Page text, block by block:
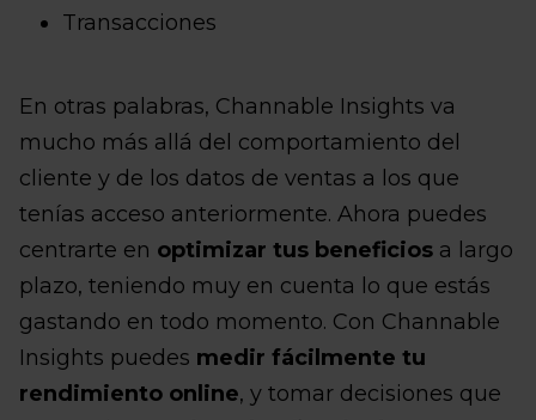
Transacciones
En otras palabras, Channable Insights va
mucho más allá del comportamiento del
cliente y de los datos de ventas a los que
tenías acceso anteriormente. Ahora puedes
centrarte en optimizar tus beneficios a largo
plazo, teniendo muy en cuenta lo que estás
gastando en todo momento. Con Channable
Insights puedes medir fácilmente tu
rendimiento online, y tomar decisiones que